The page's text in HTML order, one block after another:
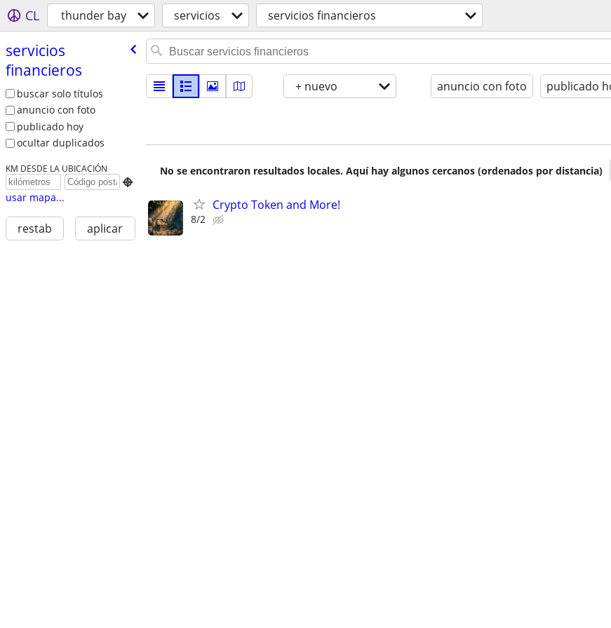
CL thunder bay servicios servicios financieros
servicios
financieros
buscar solo títulos
anuncio con foto
publicado hoy
ocultar duplicados
KM DESDE LA UBICACIÓN

usar mapa...
restab aplicar
+ nuevo anuncio con foto publicado
No se encontraron resultados locales. Aquí hay algunos cercanos (ordenados por distancia)
Crypto Token and More!
8/2